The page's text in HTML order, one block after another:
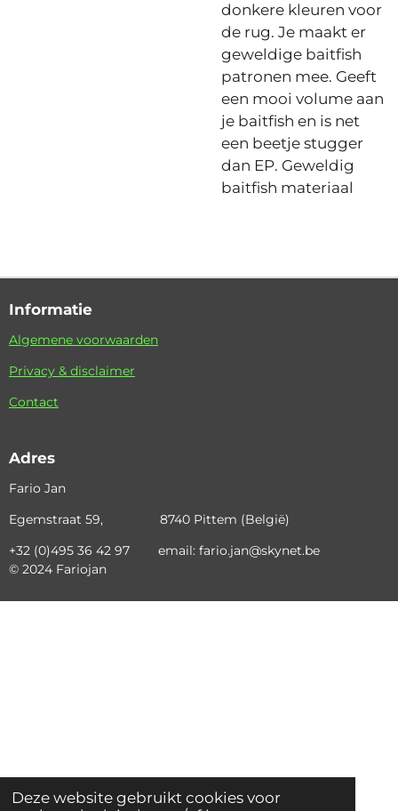
Deze website gebruikt cookies voor
donkere kleuren voor
de rug. Je maakt er
geweldige baitfish
patronen mee. Geeft
een mooi volume aan
je baitfish en is net
een beetje stugger
dan EP. Geweldig
baitfish materiaal
Informatie
Algemene voorwaarden
Privacy & disclaimer
Contact
Adres
Fario Jan
Egemstraat 59, 8740 Pittem (België)
+32 (0)495 36 42 97 email: fario.jan@skynet.be
© 2024 Fariojan